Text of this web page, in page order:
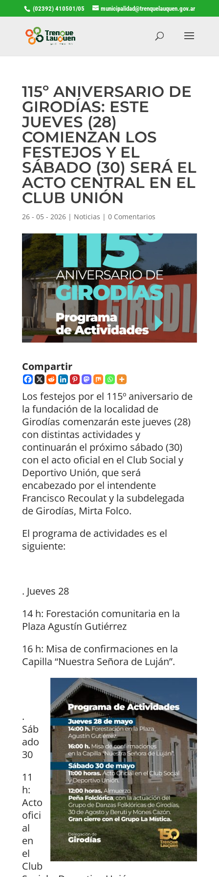
(02392) 410501/05 municipalidad@trenquelauquen.gov.ar
115º ANIVERSARIO DE
GIRODÍAS: ESTE
JUEVES (28)
COMIENZAN LOS
FESTEJOS Y EL
SÁBADO (30) SERÁ EL
ACTO CENTRAL EN EL
CLUB UNIÓN
26 - 05 - 2026| Noticias | 0 Comentarios
Compartir
Los festejos por el 115º aniversario de
la fundación de la localidad de
Girodías comenzarán este jueves (28)
con distintas actividades y
continuarán el próximo sábado (30)
con el acto oficial en el Club Social y
Deportivo Unión, que será
encabezado por el intendente
Francisco Recoulat y la subdelegada
de Girodías, Mirta Folco.
El programa de actividades es el
siguiente:
. Jueves 28
14 h: Forestación comunitaria en la
Plaza Agustín Gutiérrez
16 h: Misa de confirmaciones en la
Capilla “Nuestra Señora de Luján”.
.
Sáb
ado
30
11
h:
Acto
ofici
al
en
el
Club